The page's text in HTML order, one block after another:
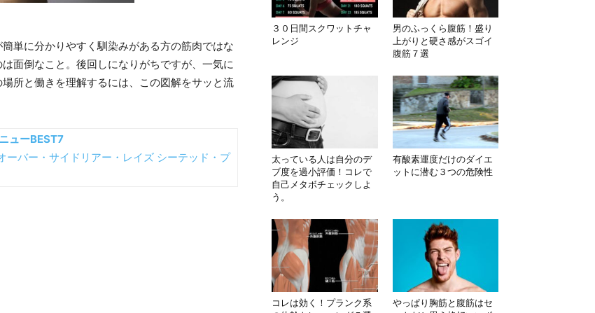
単に分かりやすく馴染みがある方の筋肉ではな
面倒なこと。後回しになりがちですが、一気に
所と働きを理解するには、この図解をサッと流
ューBEST7
ーバー・サイドリアー・レイズ シーテッド・プ
３０日間スクワットチャ
レンジ
男のふっくら腹筋！盛り
上がりと硬さ感がスゴイ
腹筋７選
太っている人は自分のデ
ブ度を過小評価！コレで
自己メタボチェックしよ
う。
有酸素運度だけのダイエ
ットに潜む３つの危険性
コレは効く！プランク系
やっぱり胸筋と腹筋はセ